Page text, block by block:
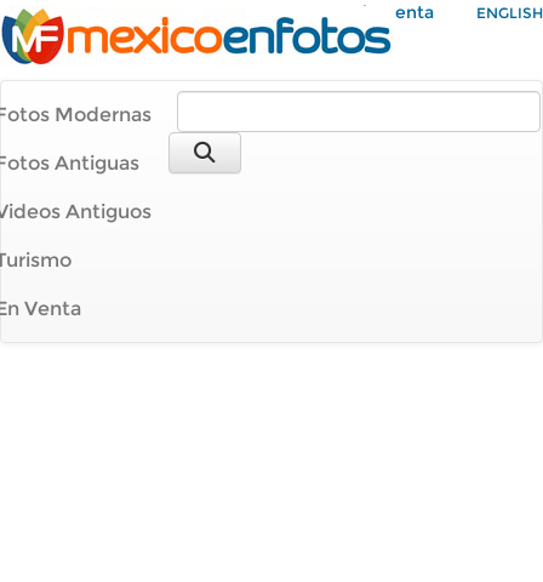
Mi Cuenta ENGLISH
Modernas
Antiguas
Antiguos
Venta